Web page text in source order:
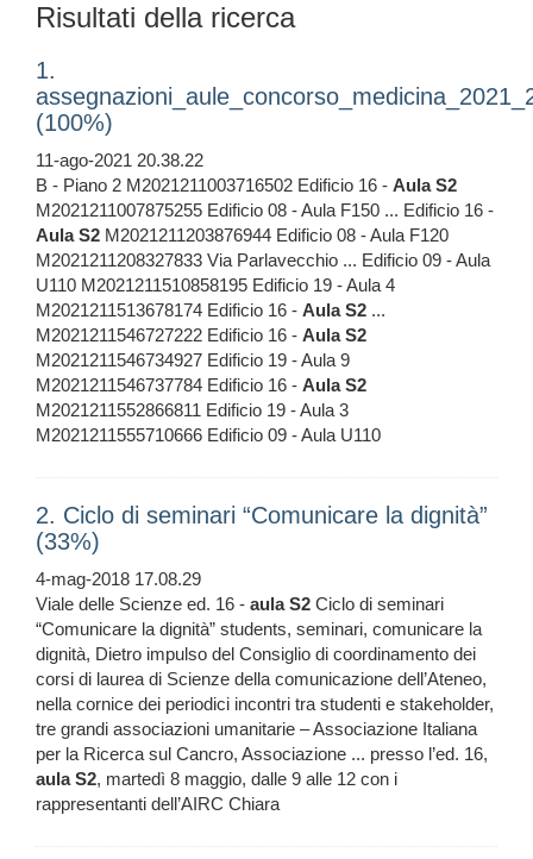
Risultati della ricerca
1.
(100%)
11-ago-2021 20.38.22
B - Piano 2 M2021211003716502 Edificio 16 - Aula S2
M2021211007875255 Edificio 08 - Aula F150 ... Edificio 16 -
Aula S2 M2021211203876944 Edificio 08 - Aula F120
M2021211208327833 Via Parlavecchio ... Edificio 09 - Aula
U110 M2021211510858195 Edificio 19 - Aula 4
M2021211513678174 Edificio 16 - Aula S2 ...
M2021211546727222 Edificio 16 - Aula S2
M2021211546734927 Edificio 19 - Aula 9
M2021211546737784 Edificio 16 - Aula S2
M2021211552866811 Edificio 19 - Aula 3
M2021211555710666 Edificio 09 - Aula U110
2. Ciclo di seminari “Comunicare la dignità”
(33%)
4-mag-2018 17.08.29
Viale delle Scienze ed. 16 - aula S2 Ciclo di seminari
“Comunicare la dignità” students, seminari, comunicare la
dignità, Dietro impulso del Consiglio di coordinamento dei
corsi di laurea di Scienze della comunicazione dell’Ateneo,
nella cornice dei periodici incontri tra studenti e stakeholder,
tre grandi associazioni umanitarie – Associazione Italiana
per la Ricerca sul Cancro, Associazione ... presso l’ed. 16,
aula S2, martedì 8 maggio, dalle 9 alle 12 con i
rappresentanti dell’AIRC Chiara